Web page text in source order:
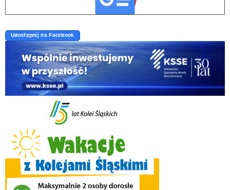
Udostępnij na Facebook